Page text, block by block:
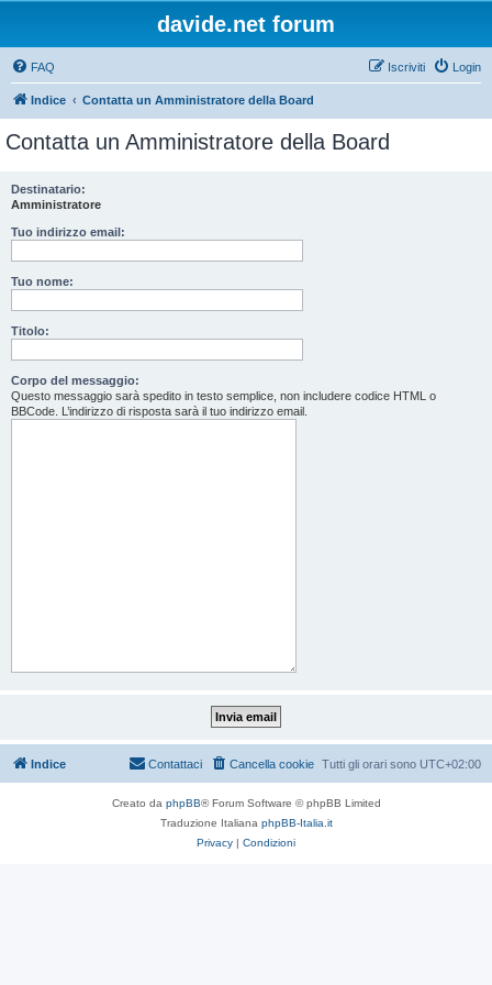
davide.net forum
FAQ Login
Iscriviti
Indice Contatta un Amministratore della Board
Contatta un Amministratore della Board
Destinatario:
Amministratore
Tuo indirizzo email:
Tuo nome:
Titolo:
Corpo del messaggio:
Questo messaggio sarà spedito in testo semplice, non includere codice HTML o
BBCode. L’indirizzo di risposta sarà il tuo indirizzo email.
Indice Tutti gli orari sono UTC+02:00
Cancella cookie
Contattaci
Creato da phpBB® Forum Software © phpBB Limited
Traduzione Italiana phpBB-Italia.it
Privacy | Condizioni